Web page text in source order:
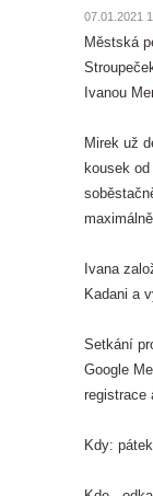
07.01.2021
Městská
Ivanou
Mirek už
kousek
Ivana
Kadani a
Setkání
Google
registrace
Kdy: